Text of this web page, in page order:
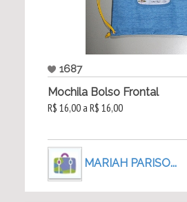
1687
Mochila Bolso Frontal
R$ 16,00 a R$ 16,00
MARIAH PARISO...